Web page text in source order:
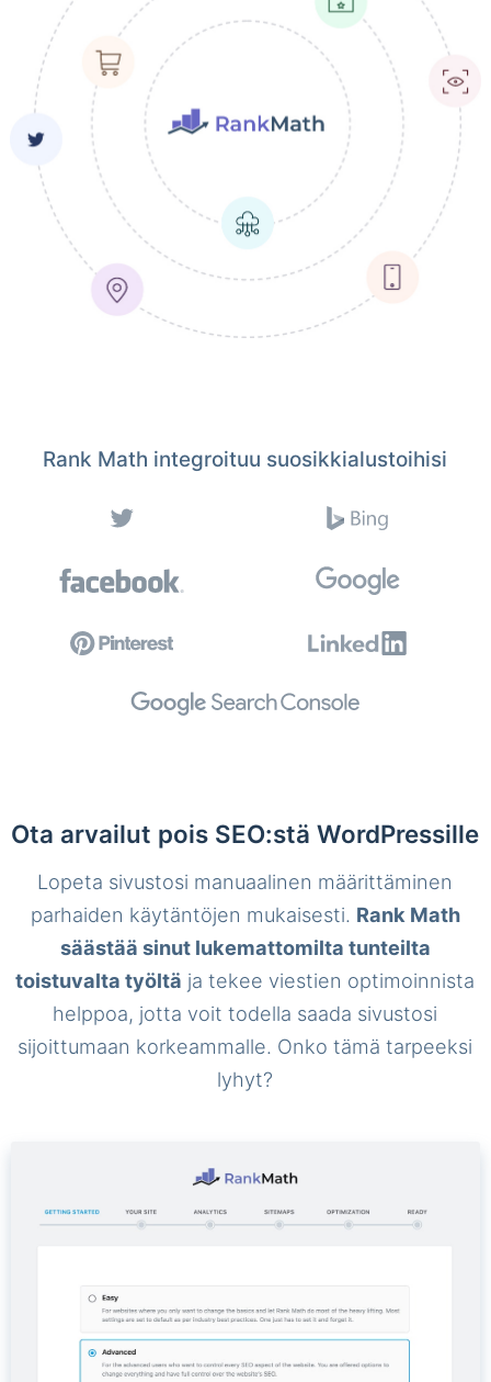
Rank Math integroituu suosikkialustoihisi
Ota arvailut pois SEO:stä WordPressille
Lopeta sivustosi manuaalinen määrittäminen
parhaiden käytäntöjen mukaisesti. Rank Math
säästää sinut lukemattomilta tunteilta
toistuvalta työltä ja tekee viestien optimoinnista
helppoa, jotta voit todella saada sivustosi
sijoittumaan korkeammalle. Onko tämä tarpeeksi
lyhyt?